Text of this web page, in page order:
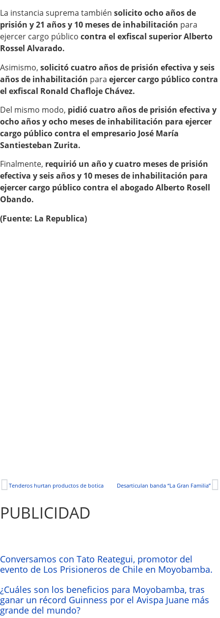
La instancia suprema también solicito ocho años de
prisión y 21 años y 10 meses de inhabilitación para
ejercer cargo público contra el exfiscal superior Alberto
Rossel Alvarado.
Asimismo, solicitó cuatro años de prisión efectiva y seis
años de inhabilitación para ejercer cargo público contra
el exfiscal Ronald Chafloje Chávez.
Del mismo modo, pidió cuatro años de prisión efectiva y
ocho años y ocho meses de inhabilitación para ejercer
cargo público contra el empresario José María
Santiesteban Zurita.
Finalmente, requirió un año y cuatro meses de prisión
efectiva y seis años y 10 meses de inhabilitación para
ejercer cargo público contra el abogado Alberto Rosell
Obando.
(Fuente: La Republica)
Tenderos hurtan productos de botica Desarticulan banda “La Gran Familia”
PUBLICIDAD
Conversamos con Tato Reategui, promotor del
evento de Los Prisioneros de Chile en Moyobamba.
¿Cuáles son los beneficios para Moyobamba, tras
ganar un récord Guinness por el Avispa Juane más
grande del mundo?